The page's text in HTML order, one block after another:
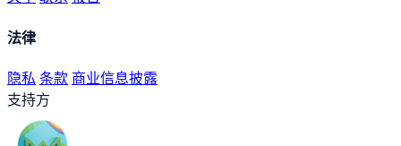
法律
隐私 条款 商业信息披露
支持方